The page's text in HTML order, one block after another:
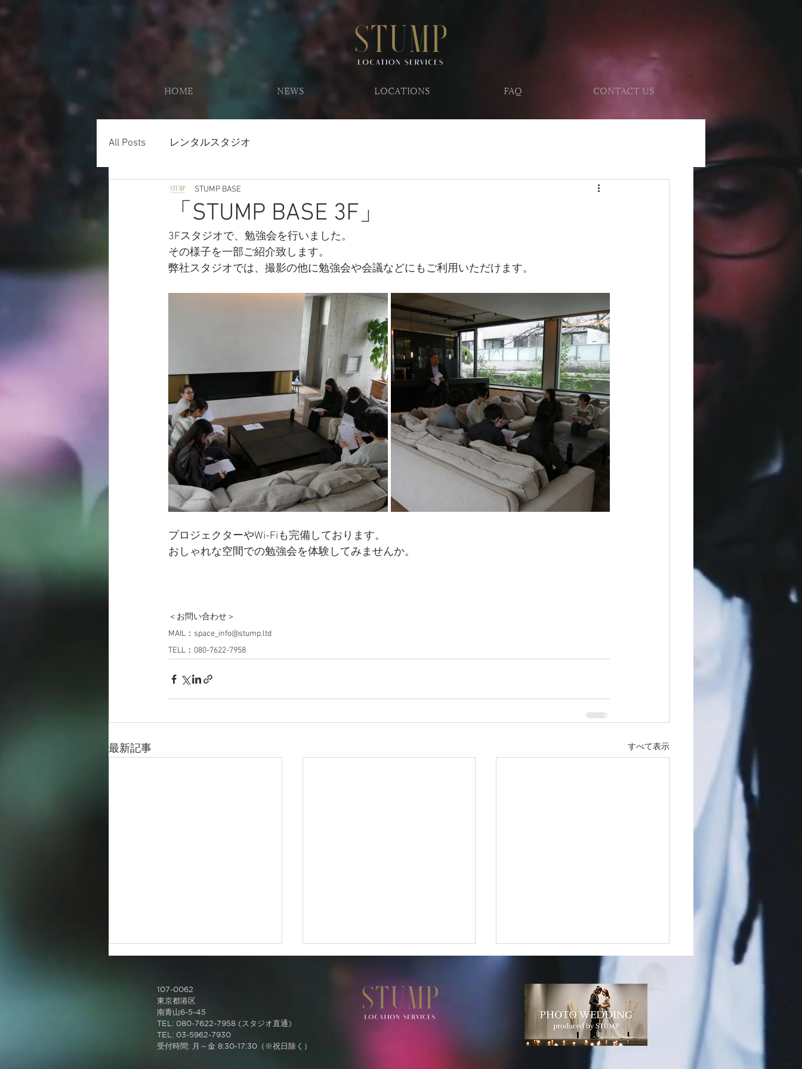
HOME NEWS LOCATIONS FAQ CONTACT US
All Posts レンタルスタジオ
「STUMP BASE 3F」
STUMP BASE
3Fスタジオで、勉強会を行いました。
その様子を一部ご紹介致します。
弊社スタジオでは、撮影の他に勉強会や会議などにもご利用いただけます。
プロジェクターやWi-Fiも完備しております。
おしゃれな空間での勉強会を体験してみませんか。
＜お問い合わせ＞
MAIL：space_info@stump.ltd
TELL：080-7622-7958
最新記事 すべて表示
「STUMP BASEからお知ら
107-0062
東京都港区
南青山6-5-45
TEL: 080-7622-7958 (スタジオ直通)
TEL: 03-5962-7930
​受付時間: 月～金 8:30-17:30（※祝日除く）